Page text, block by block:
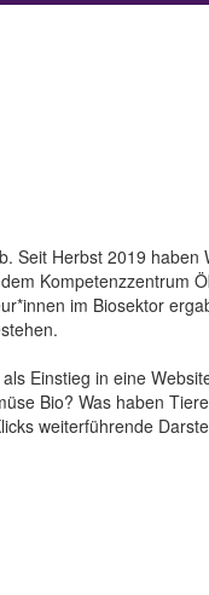
Seit Herbst 2019 haben
Kompetenzzentrum
im Biosektor
Einstieg in eine
Bio? Was haben
weiterführende